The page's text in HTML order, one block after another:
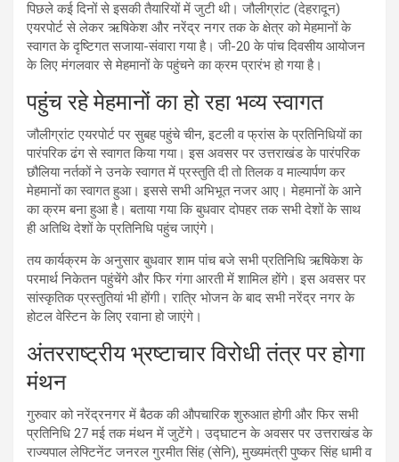
पिछले कई दिनों से इसकी तैयारियों में जुटी थी। जौलीग्रांट (देहरादून)
एयरपोर्ट से लेकर ऋषिकेश और नरेंद्र नगर तक के क्षेत्र को मेहमानों के
स्वागत के दृष्टिगत सजाया-संवारा गया है। जी-20 के पांच दिवसीय आयोजन
के लिए मंगलवार से मेहमानों के पहुंचने का क्रम प्रारंभ हो गया है।
पहुंच रहे मेहमानों का हो रहा भव्य स्वागत
जौलीग्रांट एयरपोर्ट पर सुबह पहुंचे चीन, इटली व फ्रांस के प्रतिनिधियों का
पारंपरिक ढंग से स्वागत किया गया। इस अवसर पर उत्तराखंड के पारंपरिक
छौलिया नर्तकों ने उनके स्वागत में प्रस्तुति दी तो तिलक व माल्यार्पण कर
मेहमानों का स्वागत हुआ। इससे सभी अभिभूत नजर आए। मेहमानों के आने
का क्रम बना हुआ है। बताया गया कि बुधवार दोपहर तक सभी देशों के साथ
ही अतिथि देशों के प्रतिनिधि पहुंच जाएंगे।
तय कार्यक्रम के अनुसार बुधवार शाम पांच बजे सभी प्रतिनिधि ऋषिकेश के
परमार्थ निकेतन पहुंचेंगे और फिर गंगा आरती में शामिल होंगे। इस अवसर पर
सांस्कृतिक प्रस्तुतियां भी होंगी। रात्रि भोजन के बाद सभी नरेंद्र नगर के
होटल वेस्टिन के लिए रवाना हो जाएंगे।
अंतरराष्ट्रीय भ्रष्टाचार विरोधी तंत्र पर होगा
मंथन
गुरुवार को नरेंद्रनगर में बैठक की औपचारिक शुरुआत होगी और फिर सभी
प्रतिनिधि 27 मई तक मंथन में जुटेंगे। उद्घाटन के अवसर पर उत्तराखंड के
राज्यपाल लेफ्टिनेंट जनरल गुरमीत सिंह (सेनि), मुख्यमंत्री पुष्कर सिंह धामी व